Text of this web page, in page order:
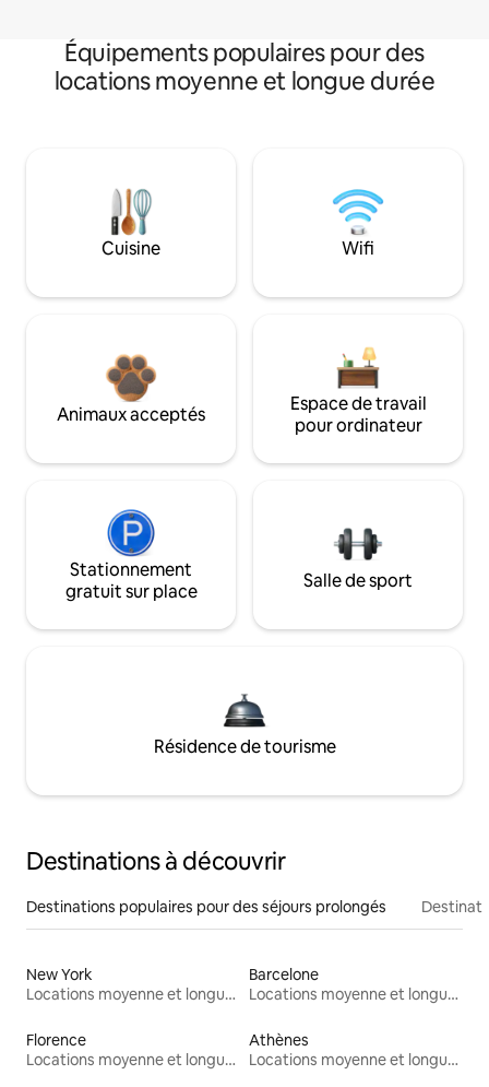
Équipements populaires pour des
locations moyenne et longue durée
Cuisine Wifi
Animaux acceptés
Espace de travail
pour ordinateur
Stationnement
gratuit sur place
Salle de sport
Résidence de tourisme
Destinations à découvrir
Destinations populaires pour des séjours prolongés
New York
Locations moyenne et longue durée
Barcelone
Locations moyenne et longue durée
Florence
Locations moyenne et longue durée
Athènes
Locations moyenne et longue durée